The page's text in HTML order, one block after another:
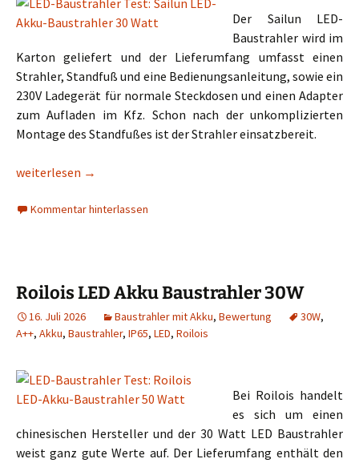
Der Sailun LED-
Baustrahler wird im
Karton geliefert und der Lieferumfang umfasst einen
Strahler, Standfuß und eine Bedienungsanleitung, sowie ein
230V Ladegerät für normale Steckdosen und einen Adapter
zum Aufladen im Kfz. Schon nach der unkomplizierten
Montage des Standfußes ist der Strahler einsatzbereit.
Sailun LED Akku Baustrahler 30W
weiterlesen →
Kommentar hinterlassen
Roilois LED Akku Baustrahler 30W
16. Juli 2026 Baustrahler mit Akku, Bewertung 30W,
A++, Akku, Baustrahler, IP65, LED, Roilois
Bei Roilois handelt
es sich um einen
chinesischen Hersteller und der 30 Watt LED Baustrahler
weist ganz gute Werte auf. Der Lieferumfang enthält den